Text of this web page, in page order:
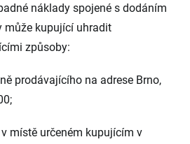
náklady spojené s dodáním
může kupující uhradit
způsoby:
prodávajícího na adrese Brno,
místě určeném kupujícím v